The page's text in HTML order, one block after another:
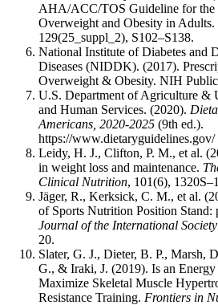
AHA/ACC/TOS Guideline for the
Overweight and Obesity in Adults.
129(25_suppl_2), S102–S138.
National Institute of Diabetes and
Diseases (NIDDK). (2017).
Overweight & Obesity. NIH
U.S. Department of Agriculture &
and Human Services. (2020).
Americans, 2020-2025 (9th ed.).
https://www.dietaryguidelines.gov/
Leidy, H. J., Clifton, P. M., et al.
in weight loss and maintenance.
Clinical Nutrition, 101(6),
Jäger, R., Kerksick, C. M., et al.
of Sports Nutrition Position Stand:
Journal of the International
20.
Slater, G. J., Dieter, B. P., Marsh,
G., & Iraki, J. (2019). Is an
Maximize Skeletal Muscle
Resistance Training. Frontiers in